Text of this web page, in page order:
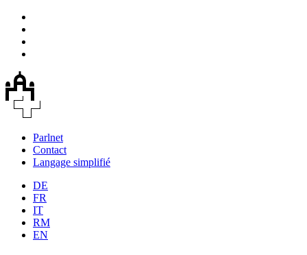
Parlnet
Contact
Langage simplifié
DE
FR
IT
RM
EN